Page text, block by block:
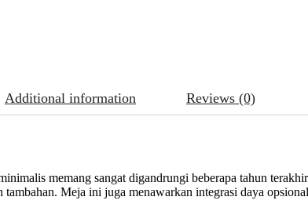
Additional information Reviews (0)
memang sangat digandrungi beberapa tahun
tambahan. Meja ini juga menawarkan integrasi daya